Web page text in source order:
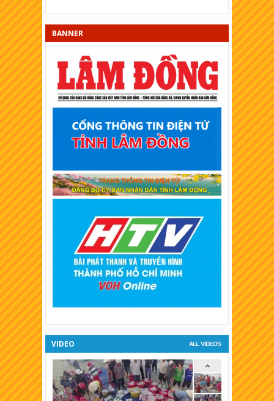
XSKT Sóc Trăng
XSKT Cần Thơ
XSKT An Giang
XSKT Bình Thuận
XSKT Vĩnh Long
XSKT Bình Dương
XSKT Long An
XSKT Bình Phước
XSKT Tiền Giang
XSKT Đà Lạt
BANNER
ALL VIDEOS
VIDEO